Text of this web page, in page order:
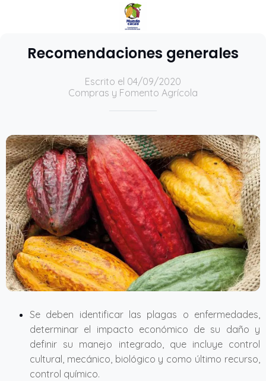
Recomendaciones generales
Escrito el 04/09/2020
Compras y Fomento Agrícola
Se deben identificar las plagas o enfermedades,
determinar el impacto económico de su daño y
definir su manejo integrado, que incluye control
cultural, mecánico, biológico y como último recurso,
control químico.